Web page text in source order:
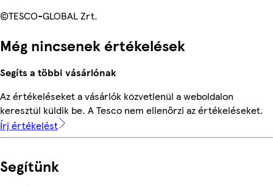
©TESCO-GLOBAL Zrt.
Még nincsenek értékelések
Segíts a többi vásárlónak
Az értékeléseket a vásárlók közvetlenül a weboldalon
keresztül küldik be. A Tesco nem ellenőrzi az értékeléseket.
Írj értékelést
Segítünk